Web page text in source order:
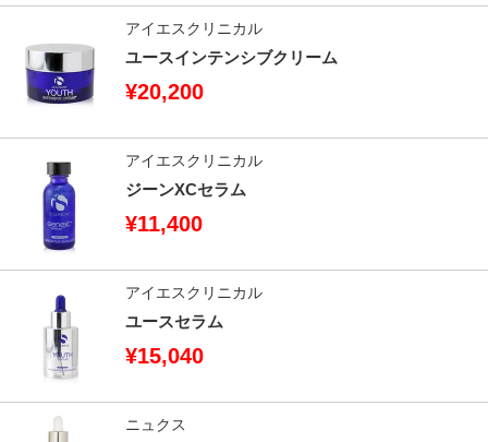
アイエスクリニカル
ユースインテンシブクリーム
¥20,200
アイエスクリニカル
ジーンXCセラム
¥11,400
アイエスクリニカル
ユースセラム
¥15,040
ニュクス